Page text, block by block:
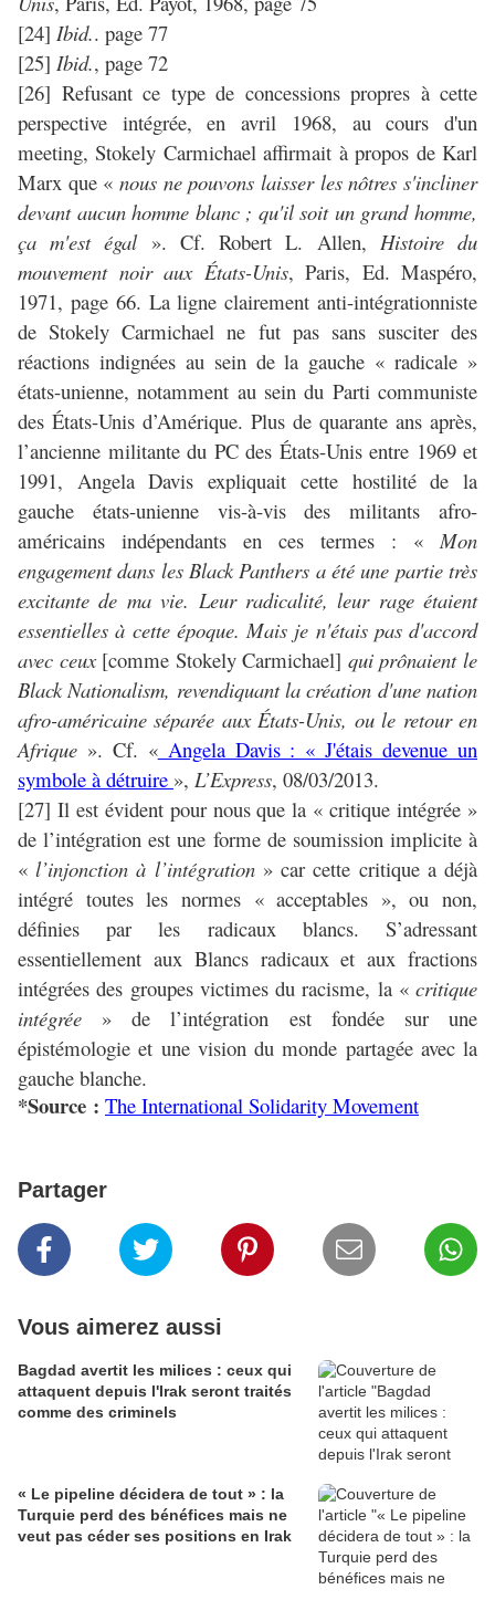
[24] Ibid.. page 77
[25] Ibid., page 72
[26] Refusant ce type de concessions propres à cette
perspective intégrée, en avril 1968, au cours d'un
meeting, Stokely Carmichael affirmait à propos de Karl
Marx que « nous ne pouvons laisser les nôtres s'incliner
devant aucun homme blanc ; qu'il soit un grand homme,
ça m'est égal ». Cf. Robert L. Allen, Histoire du
mouvement noir aux États-Unis, Paris, Ed. Maspéro,
1971, page 66. La ligne clairement anti-intégrationniste
de Stokely Carmichael ne fut pas sans susciter des
réactions indignées au sein de la gauche « radicale »
états-unienne, notamment au sein du Parti communiste
des États-Unis d’Amérique. Plus de quarante ans après,
l’ancienne militante du PC des États-Unis entre 1969 et
1991, Angela Davis expliquait cette hostilité de la
gauche états-unienne vis-à-vis des militants afro-
américains indépendants en ces termes : « Mon
engagement dans les Black Panthers a été une partie très
excitante de ma vie. Leur radicalité, leur rage étaient
essentielles à cette époque. Mais je n'étais pas d'accord
avec ceux[comme Stokely Carmichael] qui prônaient le
Black Nationalism, revendiquant la création d'une nation
afro-américaine séparée aux États-Unis, ou le retour en
Afrique ». Cf. «Angela Davis : « J'étais devenue un
symbole à détruire », L’Express, 08/03/2013.
[27] Il est évident pour nous que la « critique intégrée »
de l’intégration est une forme de soumission implicite à
«l’injonction à l’intégration» car cette critique a déjà
intégré toutes les normes « acceptables », ou non,
définies par les radicaux blancs. S’adressant
essentiellement aux Blancs radicaux et aux fractions
intégrées des groupes victimes du racisme, la « critique
intégrée » de l’intégration est fondée sur une
épistémologie et une vision du monde partagée avec la
gauche blanche.
*Source : The International Solidarity Movement
Partager
Vous aimerez aussi
Bagdad avertit les milices : ceux qui
attaquent depuis l'Irak seront traités
comme des criminels
« Le pipeline décidera de tout » : la
Turquie perd des bénéfices mais ne
veut pas céder ses positions en Irak